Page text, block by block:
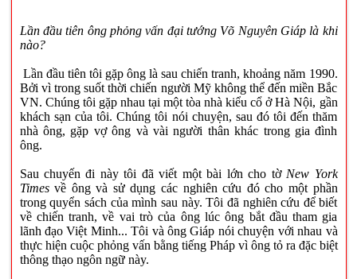
Lần đầu tiên ông phỏng vấn đại tướng Võ Nguyên Giáp là khi
nào?
Lần đầu tiên tôi gặp ông là sau chiến tranh, khoảng năm 1990.
Bởi vì trong suốt thời chiến người Mỹ không thể đến miền Bắc
VN. Chúng tôi gặp nhau tại một tòa nhà kiểu cổ ở Hà Nội, gần
khách sạn của tôi. Chúng tôi nói chuyện, sau đó tôi đến thăm
nhà ông, gặp vợ ông và vài người thân khác trong gia đình
ông.
Sau chuyến đi này tôi đã viết một bài lớn cho tờ New York
Timesvề ông và sử dụng các nghiên cứu đó cho một phần
trong quyển sách của mình sau này. Tôi đã nghiên cứu để biết
về chiến tranh, về vai trò của ông lúc ông bắt đầu tham gia
lãnh đạo Việt Minh... Tôi và ông Giáp nói chuyện với nhau và
thực hiện cuộc phỏng vấn bằng tiếng Pháp vì ông tỏ ra đặc biệt
thông thạo ngôn ngữ này.